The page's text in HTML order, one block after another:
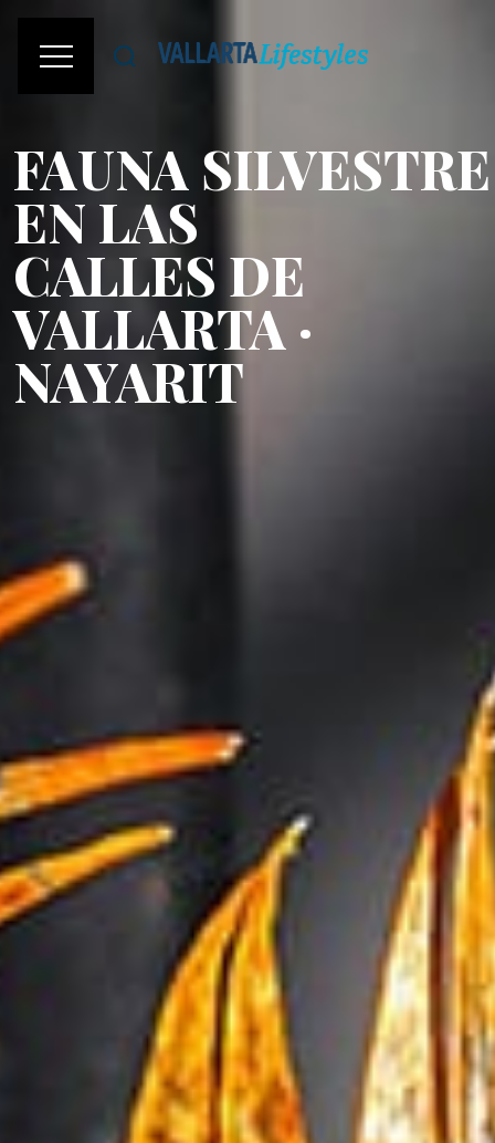
FAUNA SILVESTRE
EN LAS
CALLES DE
VALLARTA ·
NAYARIT